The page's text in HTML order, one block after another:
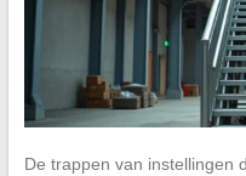
De trappen van instellingen